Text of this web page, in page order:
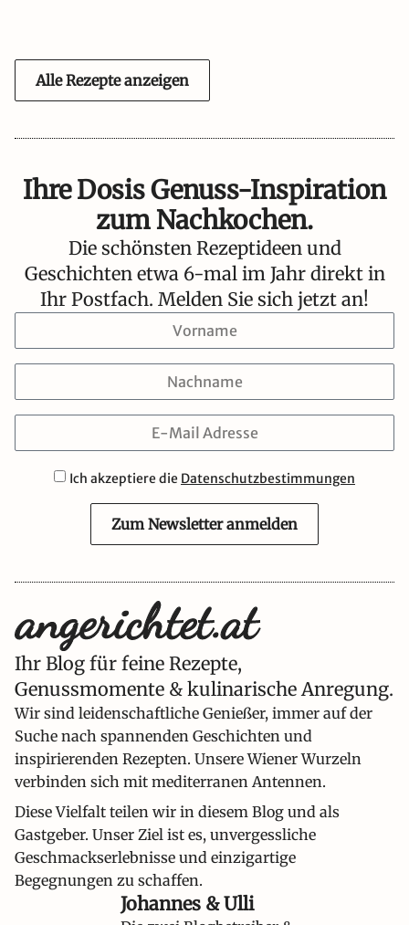
Alle Rezepte anzeigen
Ihre Dosis Genuss-Inspiration
zum Nachkochen.
Die schönsten Rezeptideen und
Geschichten etwa 6-mal im Jahr direkt in
Ihr Postfach. Melden Sie sich jetzt an!
Ich akzeptiere die Datenschutzbestimmungen
Zum Newsletter anmelden
Ihr Blog für feine Rezepte,
Genussmomente & kulinarische Anregung.
Wir sind leidenschaftliche Genießer, immer auf der
Suche nach spannenden Geschichten und
inspirierenden Rezepten. Unsere Wiener Wurzeln
verbinden sich mit mediterranen Antennen.
Diese Vielfalt teilen wir in diesem Blog und als
Gastgeber. Unser Ziel ist es, unvergessliche
Geschmackserlebnisse und einzigartige
Begegnungen zu schaffen.
Johannes & Ulli